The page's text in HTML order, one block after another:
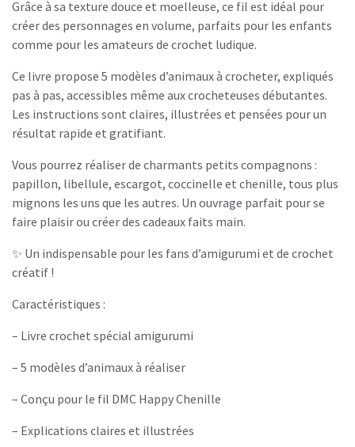
Grâce à sa texture douce et moelleuse, ce fil est idéal pour
créer des personnages en volume, parfaits pour les enfants
comme pour les amateurs de crochet ludique.
Ce livre propose 5 modèles d’animaux à crocheter, expliqués
pas à pas, accessibles même aux crocheteuses débutantes.
Les instructions sont claires, illustrées et pensées pour un
résultat rapide et gratifiant.
Vous pourrez réaliser de charmants petits compagnons :
papillon, libellule, escargot, coccinelle et chenille, tous plus
mignons les uns que les autres. Un ouvrage parfait pour se
faire plaisir ou créer des cadeaux faits main.
✨ Un indispensable pour les fans d’amigurumi et de crochet
créatif !
Caractéristiques :
– Livre crochet spécial amigurumi
– 5 modèles d’animaux à réaliser
– Conçu pour le fil DMC Happy Chenille
– Explications claires et illustrées